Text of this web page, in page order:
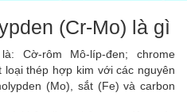
(Cr-Mo) là gì
Cờ-rôm Mô-líp-đen; chrome
loại thép hợp kim với các nguyên
(Mo), sắt (Fe) và carbon